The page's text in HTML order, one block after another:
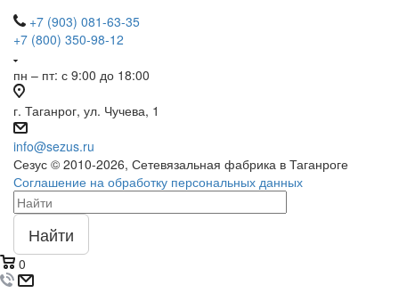
+7 (903) 081-63-35
+7 (800) 350-98-12
пн – пт: с 9:00 до 18:00
г. Таганрог, ул. Чучева, 1
info@sezus.ru
Сезус © 2010-2026, Сетевязальная фабрика в Таганроге
Соглашение на обработку персональных данных
Найти
0